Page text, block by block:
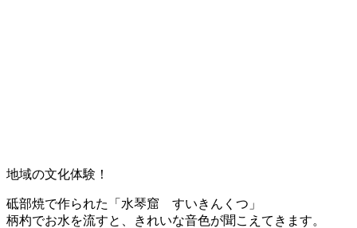
地域の文化体験！
砥部焼で作られた「水琴窟 すいきんくつ」
柄杓でお水を流すと、きれいな音色が聞こえてきます。